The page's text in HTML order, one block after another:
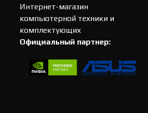
Интернет-магазин
компьютерной техники и
комплектующих
Официальный партнер: